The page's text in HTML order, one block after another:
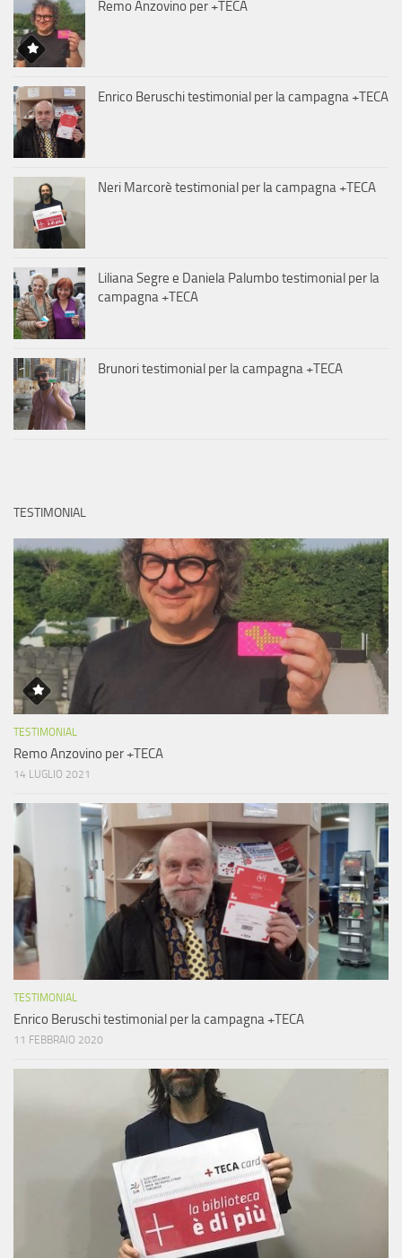
Remo Anzovino per +TECA
Enrico Beruschi testimonial per la campagna +TECA
Neri Marcorè testimonial per la campagna +TECA
Liliana Segre e Daniela Palumbo testimonial per la
campagna +TECA
Brunori testimonial per la campagna +TECA
TESTIMONIAL
TESTIMONIAL
Remo Anzovino per +TECA
14 LUGLIO 2021
TESTIMONIAL
Enrico Beruschi testimonial per la campagna +TECA
11 FEBBRAIO 2020